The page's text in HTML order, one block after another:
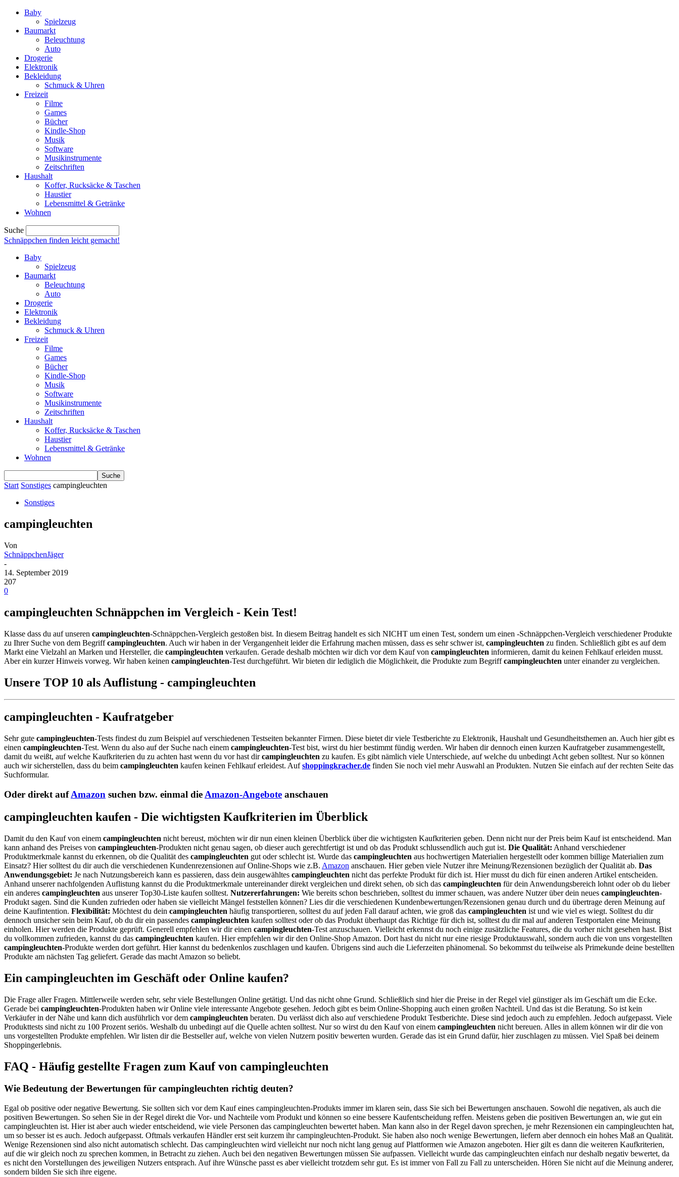
Baby
Spielzeug
Baumarkt
Beleuchtung
Auto
Drogerie
Elektronik
Bekleidung
Schmuck & Uhren
Freizeit
Filme
Games
Bücher
Kindle-Shop
Musik
Software
Musikinstrumente
Zeitschriften
Haushalt
Koffer, Rucksäcke & Taschen
Haustier
Lebensmittel & Getränke
Wohnen
Suche
Schnäppchen finden leicht gemacht!
Baby
Spielzeug
Baumarkt
Beleuchtung
Auto
Drogerie
Elektronik
Bekleidung
Schmuck & Uhren
Freizeit
Filme
Games
Bücher
Kindle-Shop
Musik
Software
Musikinstrumente
Zeitschriften
Haushalt
Koffer, Rucksäcke & Taschen
Haustier
Lebensmittel & Getränke
Wohnen
Start Sonstiges campingleuchten
Sonstiges
campingleuchten
Von
SchnäppchenJäger
-
14. September 2019
207
0
campingleuchten Schnäppchen im Vergleich - Kein Test!
Klasse dass du auf unseren campingleuchten-Schnäppchen-Vergleich gestoßen bist. In diesem Beitrag handelt es sich NICHT um einen Test, sondern um einen -Schnäppchen-Vergleich verschiedener Produkte
zu Ihrer Suche von dem Begriffcampingleuchten. Auch wir haben in der Vergangenheit leider die Erfahrung machen müssen, dass es sehr schwer ist, campingleuchten zu finden. Schließlich gibt es auf dem
Markt eine Vielzahl an Marken und Hersteller, die campingleuchten verkaufen. Gerade deshalb möchten wir dich vor dem Kauf von campingleuchten informieren, damit du keinen Fehlkauf erleiden musst.
Aber ein kurzer Hinweis vorweg. Wir haben keinen campingleuchten-Test durchgeführt. Wir bieten dir lediglich die Möglichkeit, die Produkte zum Begriffcampingleuchten unter einander zu vergleichen.
Unsere TOP 10 als Auflistung - campingleuchten
campingleuchten - Kaufratgeber
Sehr gute campingleuchten-Tests findest du zum Beispiel auf verschiedenen Testseiten bekannter Firmen. Diese bietet dir viele Testberichte zu Elektronik, Haushalt und Gesundheitsthemen an. Auch hier gibt es
einen campingleuchten-Test. Wenn du also auf der Suche nach einem campingleuchten-Test bist, wirst du hier bestimmt fündig werden. Wir haben dir dennoch einen kurzen Kaufratgeber zusammengestellt,
damit du weißt, auf welche Kaufkriterien du zu achten hast wenn du vor hast dircampingleuchten zu kaufen. Es gibt nämlich viele Unterschiede, auf welche du unbedingt Acht geben solltest. Nur so können
auch wir sicherstellen, dass du beim campingleuchten kaufen keinen Fehlkauf erleidest. Aufshoppingkracher.de finden Sie noch viel mehr Auswahl an Produkten. Nutzen Sie einfach auf der rechten Seite das
Suchformular.
Oder direkt aufAmazon suchen bzw. einmal die Amazon-Angebote anschauen
campingleuchten kaufen - Die wichtigsten Kaufkriterien im Überblick
Damit du den Kauf von einem campingleuchten nicht bereust, möchten wir dir nun einen kleinen Überblick über die wichtigsten Kaufkriterien geben. Denn nicht nur der Preis beim Kauf ist entscheidend. Man
kann anhand des Preises von campingleuchten-Produkten nicht genau sagen, ob dieser auch gerechtfertigt ist und ob das Produkt schlussendlich auch gut ist. Die Qualität: Anhand verschiedener
Produktmerkmale kannst du erkennen, ob die Qualität des campingleuchten gut oder schlecht ist. Wurde das campingleuchten aus hochwertigen Materialien hergestellt oder kommen billige Materialien zum
Einsatz? Hier solltest du dir auch die verschiedenen Kundenrezensionen auf Online-Shops wie z.B. Amazon anschauen. Hier geben viele Nutzer ihre Meinung/Rezensionen bezüglich der Qualität ab. Das
Anwendungsgebiet: Je nach Nutzungsbereich kann es passieren, dass dein ausgewähltes campingleuchten nicht das perfekte Produkt für dich ist. Hier musst du dich für einen anderen Artikel entscheiden.
Anhand unserer nachfolgenden Auflistung kannst du die Produktmerkmale untereinander direkt vergleichen und direkt sehen, ob sich das campingleuchten für dein Anwendungsbereich lohnt oder ob du lieber
ein anderes campingleuchten aus unserer Top30-Liste kaufen solltest. Nutzererfahrungen: Wie bereits schon beschrieben, solltest du immer schauen, was andere Nutzer über dein neues campingleuchten-
Produkt sagen. Sind die Kunden zufrieden oder haben sie vielleicht Mängel feststellen können? Lies dir die verschiedenen Kundenbewertungen/Rezensionen genau durch und du übertrage deren Meinung auf
deine Kaufintention. Flexibilität: Möchtest du dein campingleuchten häufig transportieren, solltest du auf jeden Fall darauf achten, wie groß das campingleuchten ist und wie viel es wiegt. Solltest du dir
dennoch unsicher sein beim Kauf, ob du dir ein passendes campingleuchten kaufen solltest oder ob das Produkt überhaupt das Richtige für dich ist, solltest du dir mal auf anderen Testportalen eine Meinung
einholen. Hier werden die Produkte geprüft. Generell empfehlen wir dir einen campingleuchten-Test anzuschauen. Vielleicht erkennst du noch einige zusätzliche Features, die du vorher nicht gesehen hast. Bist
du vollkommen zufrieden, kannst du das campingleuchten kaufen. Hier empfehlen wir dir den Online-Shop Amazon. Dort hast du nicht nur eine riesige Produktauswahl, sondern auch die von uns vorgestellten
campingleuchten-Produkte werden dort geführt. Hier kannst du bedenkenlos zuschlagen und kaufen. Übrigens sind auch die Lieferzeiten phänomenal. So bekommst du teilweise als Primekunde deine bestellten
Produkte am nächsten Tag geliefert. Gerade das macht Amazon so beliebt.
Ein campingleuchten im Geschäft oder Online kaufen?
Die Frage aller Fragen. Mittlerweile werden sehr, sehr viele Bestellungen Online getätigt. Und das nicht ohne Grund. Schließlich sind hier die Preise in der Regel viel günstiger als im Geschäft um die Ecke.
Gerade bei campingleuchten-Produkten haben wir Online viele interessante Angebote gesehen. Jedoch gibt es beim Online-Shopping auch einen großen Nachteil. Und das ist die Beratung. So ist kein
Verkäufer in der Nähe und kann dich ausführlich vor dem campingleuchten beraten. Du verlässt dich also auf verschiedene Produkt Testberichte. Diese sind jedoch auch zu empfehlen. Jedoch aufgepasst. Viele
Produkttests sind nicht zu 100 Prozent seriös. Weshalb du unbedingt auf die Quelle achten solltest. Nur so wirst du den Kauf von einem campingleuchten nicht bereuen. Alles in allem können wir dir die von
uns vorgestellten Produkte empfehlen. Wir listen dir die Bestseller auf, welche von vielen Nutzern positiv bewerten wurden. Gerade das ist ein Grund dafür, hier zuschlagen zu müssen. Viel Spaß bei deinem
Shoppingerlebnis.
FAQ - Häufig gestellte Fragen zum Kauf von campingleuchten
Wie Bedeutung der Bewertungen für campingleuchten richtig deuten?
Egal ob positive oder negative Bewertung. Sie sollten sich vor dem Kauf eines campingleuchten-Produkts immer im klaren sein, dass Sie sich bei Bewertungen anschauen. Sowohl die negativen, als auch die
positiven Bewertungen. So sehen Sie in der Regel direkt die Vor- und Nachteile vom Produkt und können so eine bessere Kaufentscheidung reffen. Meistens geben die positiven Bewertungen an, wie gut ein
campingleuchten ist. Hier ist aber auch wieder entscheidend, wie viele Personen das campingleuchten bewertet haben. Man kann also in der Regel davon sprechen, je mehr Rezensionen ein campingleuchten hat,
um so besser ist es auch. Jedoch aufgepasst. Oftmals verkaufen Händler erst seit kurzem ihr campingleuchten-Produkt. Sie haben also noch wenige Bewertungen, liefern aber dennoch ein hohes Maß an Qualität.
Wenige Rezensionen sind also nicht automatisch schlecht. Das campingleuchten wird vielleicht nur noch nicht lang genug auf Plattformen wie Amazon angeboten. Hier gilt es dann die weiteren Kaufkriterien,
auf die wir gleich noch zu sprechen kommen, in Betracht zu ziehen. Auch bei den negativen Bewertungen müssen Sie aufpassen. Vielleicht wurde das campingleuchten einfach nur deshalb negativ bewertet, da
es nicht den Vorstellungen des jeweiligen Nutzers entsprach. Auf ihre Wünsche passt es aber vielleicht trotzdem sehr gut. Es ist immer von Fall zu Fall zu unterscheiden. Hören Sie nicht auf die Meinung anderer,
sondern bilden Sie sich ihre eigene.